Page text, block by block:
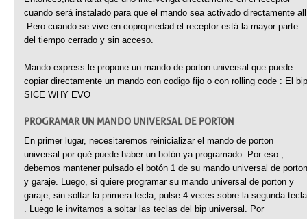
cuando será instalado para que el mando sea activado directamente
.Pero cuando se vive en copropriedad el receptor está la mayor parte
del tiempo cerrado y sin acceso.
Mando express le propone un mando de porton universal que puede
copiar directamente un mando con codigo fijo o con rolling code : El bip
SICE WHY EVO
PROGRAMAR UN MANDO UNIVERSAL DE PORTON
En primer lugar, necesitaremos reinicializar el mando de porton
universal por qué puede haber un botón ya programado. Por eso ,
debemos mantener pulsado el botón 1 de su mando universal de porton
y garaje. Luego, si quiere programar su mando universal de porton y
garaje, sin soltar la primera tecla, pulse 4 veces sobre la segunda tecla
. Luego le invitamos a soltar las teclas del bip universal. Por